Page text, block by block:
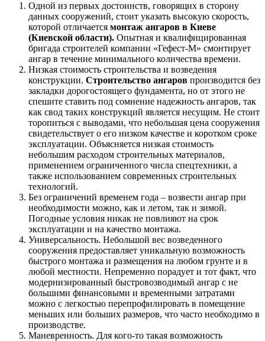
Одной из первых достоинств, говорящих в сторону
данных сооружений, стоит указать высокую скорость,
которой отличается монтаж ангаров в Киеве
(Киевской области). Опытная и квалифицированная
бригада строителей компании «Гефест-М» смонтирует
ангар в течение минимального количества времени.
Низкая стоимость строительства и возведения
конструкции. Строительство ангаров производится без
закладки дорогостоящего фундамента, но от этого не
спешите ставить под сомнение надежность ангаров, так
как свод таких конструкций является несущим. Не стоит
торопиться с выводами, что небольшая цена сооружения
свидетельствует о его низком качестве и коротком сроке
эксплуатации. Объясняется низкая стоимость
небольшим расходом строительных материалов,
применением ограниченного числа спецтехники, а
также использованием современных строительных
технологий.
Без ограничений временем года – возвести ангар при
необходимости можно, как и летом, так и зимой.
Погодные условия никак не повлияют на срок
эксплуатации и на качество монтажа.
Универсальность. Небольшой вес возведенного
сооружения предоставляет уникальную возможность
быстрого монтажа и размещения на любом грунте и в
любой местности. Непременно порадует и тот факт, что
модернизированный быстровозводимый ангар с не
большими финансовыми и временными затратами
можно с легкостью перепрофилировать в помещение
меньших или больших размеров, что часто необходимо в
производстве.
Маневренность. Для кого-то такая возможность